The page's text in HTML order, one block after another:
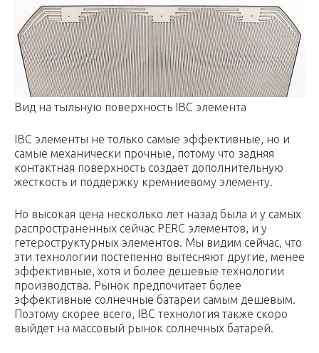
Вид на тыльную поверхность IBC элемента
IBC элементы не только самые эффективные, но и
самые механически прочные, потому что задняя
контактная поверхность создает дополнительную
жесткость и поддержку кремниевому элементу.
Но высокая цена несколько лет назад была и у самых
распространенных сейчас PERC элементов, и у
гетероструктурных элементов. Мы видим сейчас, что
эти технологии постепенно вытесняют другие, менее
эффективные, хотя и более дешевые технологии
производства. Рынок предпочитает более
эффективные солнечные батареи самым дешевым.
Поэтому скорее всего, IBC технология также скоро
выйдет на массовый рынок солнечных батарей.